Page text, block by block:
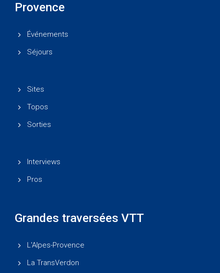
Provence
Événements
Séjours
Sites
Topos
Sorties
Interviews
Pros
Grandes traversées VTT
L'Alpes-Provence
La TransVerdon